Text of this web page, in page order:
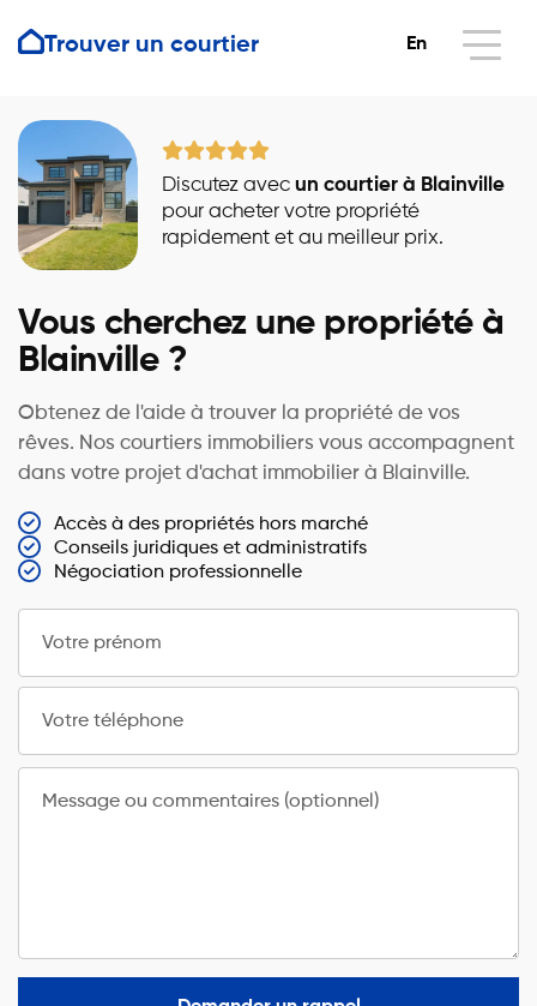
Trouver un courtier En
Discutez avec un courtier à Blainville
pour acheter votre propriété
rapidement et au meilleur prix.
Vous cherchez une propriété à
Blainville ?
Obtenez de l'aide à trouver la propriété de vos
rêves. Nos courtiers immobiliers vous accompagnent
dans votre projet d'achat immobilier à Blainville.
Accès à des propriétés hors marché
Conseils juridiques et administratifs
Négociation professionnelle
Votre prénom
Votre téléphone
Message ou commentaires (optionnel)